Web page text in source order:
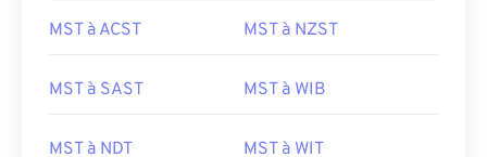
MST à ACST MST à NZST
MST à SAST MST à WIB
MST à NDT MST à WIT